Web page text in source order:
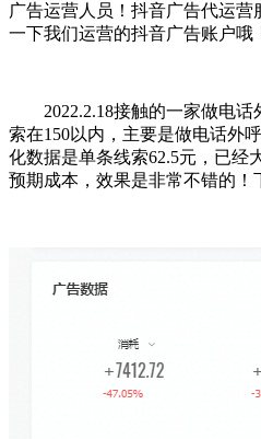
广告运营人员！抖音广告代运
一下我们运营的抖音广告账户哦
2022.2.18接触的一家做电
索在150以内，主要是做电话外
化数据是单条线索62.5元，已经
预期成本，效果是非常不错的！